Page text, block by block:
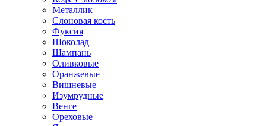
Металлик
Слоновая кость
Фуксия
Шоколад
Шампань
Оливковые
Оранжевые
Вишневые
Изумрудные
Венге
Ореховые